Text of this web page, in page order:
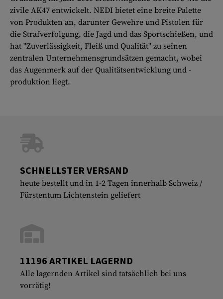
zivile AK47 entwickelt. NEDI bietet eine breite Palette
von Produkten an, darunter Gewehre und Pistolen für
die Strafverfolgung, die Jagd und das Sportschießen, und
hat "Zuverlässigkeit, Fleiß und Qualität" zu seinen
zentralen Unternehmensgrundsätzen gemacht, wobei
das Augenmerk auf der Qualitätsentwicklung und -
produktion liegt.
SCHNELLSTER VERSAND
heute bestellt und in 1-2 Tagen innerhalb Schweiz /
Fürstentum Lichtenstein geliefert
11196 ARTIKEL LAGERND
Alle lagernden Artikel sind tatsächlich bei uns
vorrätig!